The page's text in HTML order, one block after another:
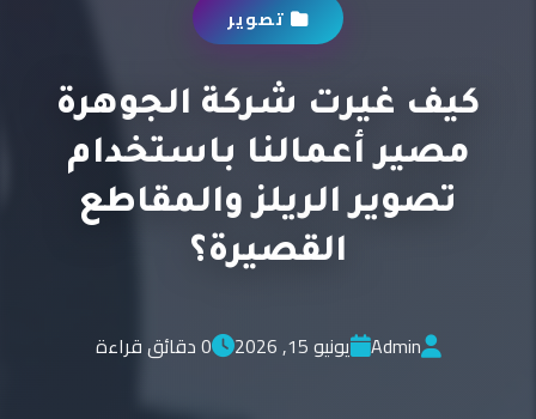
تصوير
كيف غيرت شركة الجوهرة
مصير أعمالنا باستخدام
تصوير الريلز والمقاطع
القصيرة؟
Admin يونيو 15, 2026 0 دقائق قراءة